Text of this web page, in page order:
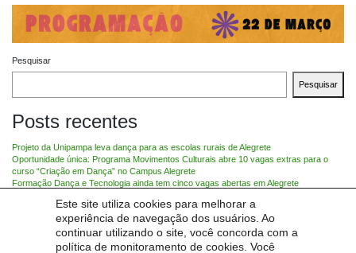
Este site utiliza cookies para melhorar a
experiência de navegação dos usuários. Ao
continuar utilizando o site, você concorda com a
política de monitoramento de cookies. Você
Pesquisar
Pesquisar
Posts recentes
Projeto da Unipampa leva dança para as escolas rurais de Alegrete
Oportunidade única: Programa Movimentos Culturais abre 10 vagas extras para o
curso “Criação em Dança” no Campus Alegrete
Formação Dança e Tecnologia ainda tem cinco vagas abertas em Alegrete
Conheça as formações em dança ofertadas pela Unipampa Alegrete
Categorias